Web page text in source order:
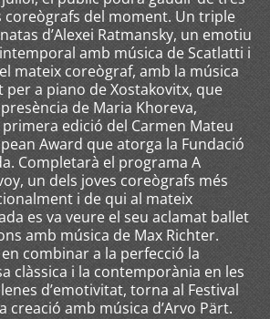
coreògrafs del moment. Un triple
d’Alexei Ratmansky, un emotiu
amb música de Scatlatti i
mateix coreògraf, amb la música
per a piano de Xostakovitx, que
de Maria Khoreva,
edició del Carmen Mateu
Award que atorga la Fundació
Completarà el programa A
un dels joves coreògrafs més
i de qui al mateix
es va veure el seu aclamat ballet
amb música de Max Richter.
en combinar a la perfecció la
clàssica i la contemporània en les
d’emotivitat, torna al Festival
creació amb música d’Arvo Pärt.